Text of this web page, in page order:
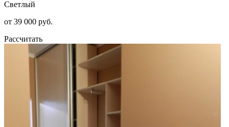
Светлый
от 39 000 руб.
Рассчитать